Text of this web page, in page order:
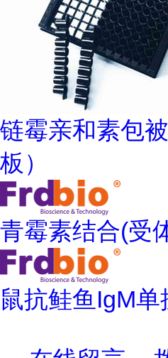
链霉亲和素包
板）
青霉素结合(受
鼠抗鲑鱼IgM单